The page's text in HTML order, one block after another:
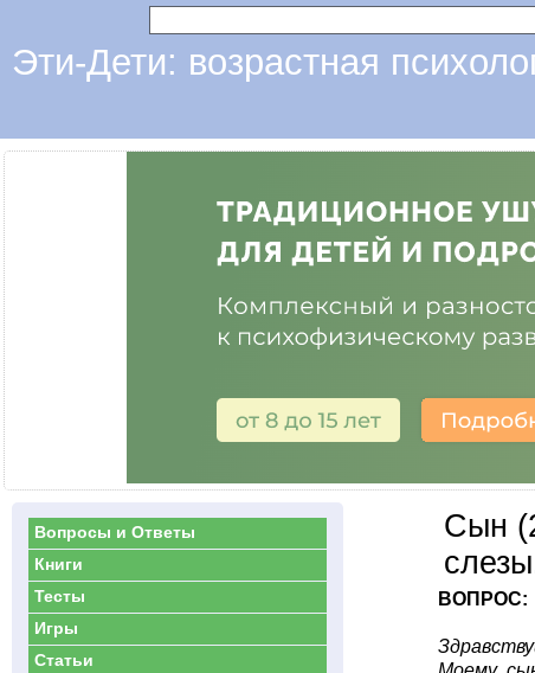
Эти-Дети: возрастная
Сын
ВОПРОС:
Вопросы и Ответы
Книги
Тесты
Игры
Статьи